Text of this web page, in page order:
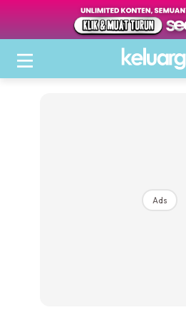
Ads